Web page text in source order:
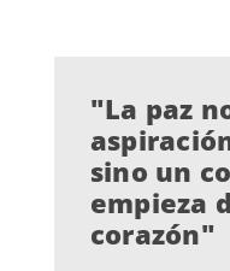
"La paz
sino un
empieza
corazón"